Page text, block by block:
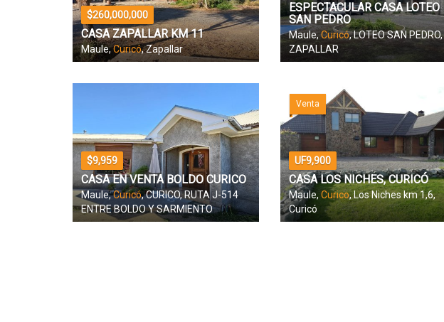
$260,000,000
CASA ZAPALLAR KM 11
Maule,Curicó, Zapallar
ESPECTACULAR CASA LOTEO
SAN PEDRO
Maule,Curicó, LOTEO SAN PEDRO,
ZAPALLAR
$9,959
CASA EN VENTA BOLDO CURICO
Maule,Curicó, CURICO, RUTA J-514
ENTRE BOLDO Y SARMIENTO
Venta
UF9,900
CASA LOS NICHES, CURICÓ
Maule,Curico, Los Niches km 1,6,
Curicó